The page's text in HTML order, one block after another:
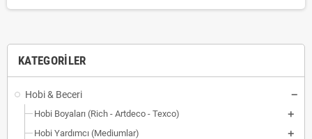
KATEGORILER
Hobi & Beceri
Hobi Boyaları (Rich - Artdeco - Texco)
Hobi Yardımcı (Mediumlar)